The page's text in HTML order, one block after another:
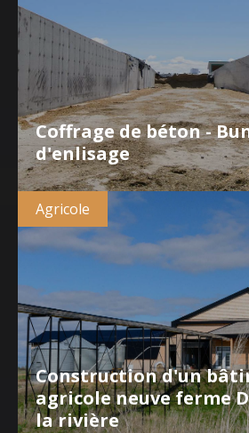
Coffrage de béton -
d'enlisage
Agricole
Construction d'un
agricole neuve ferme
la rivière